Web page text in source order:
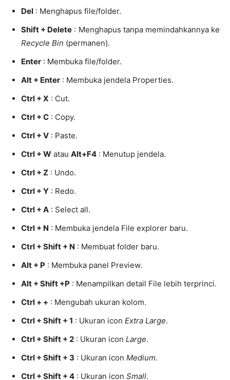
Del : Menghapus file/folder.
Shift + Delete : Menghapus tanpa memindahkannya ke
Recycle Bin (permanen).
Enter : Membuka file/folder.
Alt + Enter : Membuka jendela Properties.
Ctrl + X : Cut.
Ctrl + C : Copy.
Ctrl + V : Paste.
Ctrl + W atau Alt+F4 : Menutup jendela.
Ctrl + Z : Undo.
Ctrl + Y : Redo.
Ctrl + A : Select all.
Ctrl + N : Membuka jendela File explorer baru.
Ctrl + Shift + N : Membuat folder baru.
Alt + P : Membuka panel Preview.
Alt + Shift +P : Menampilkan detail File lebih terprinci.
Ctrl + + : Mengubah ukuran kolom.
Ctrl + Shift + 1 : Ukuran icon Extra Large.
Ctrl + Shift + 2 : Ukuran icon Large.
Ctrl + Shift + 3 : Ukuran icon Medium.
Ctrl + Shift + 4 : Ukuran icon Small.